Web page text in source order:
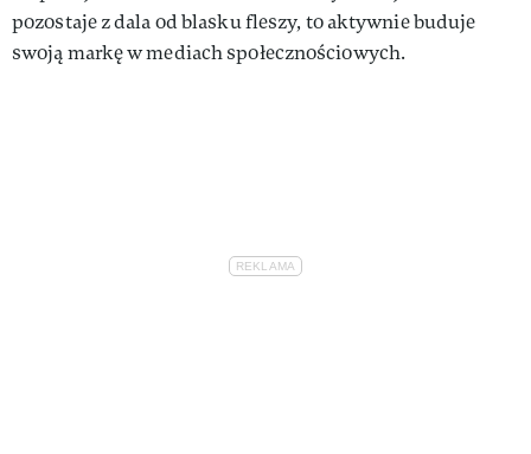
pozostaje z dala od blasku fleszy, to aktywnie buduje
swoją markę w mediach społecznościowych.